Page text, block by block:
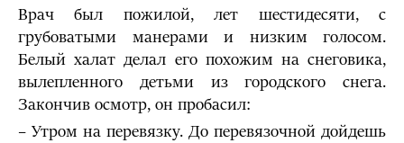
Врач был пожилой, лет шестидесяти, с
грубоватыми манерами и низким голосом.
Белый халат делал его похожим на снеговика,
вылепленного детьми из городского снега.
Закончив осмотр, он пробасил:
– Утром на перевязку. До перевязочной дойдешь